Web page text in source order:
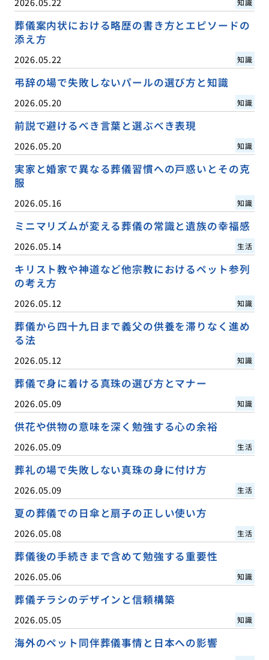
葬儀案内状における略歴の書き方とエピソードの
添え方
2026.05.22 知識
弔辞の場で失敗しないパールの選び方と知識
2026.05.20 知識
前説で避けるべき言葉と選ぶべき表現
2026.05.20 知識
実家と婚家で異なる葬儀習慣への戸惑いとその克
服
2026.05.16 知識
ミニマリズムが変える葬儀の常識と遺族の幸福感
2026.05.14 生活
キリスト教や神道など他宗教におけるペット参列
の考え方
2026.05.12 知識
葬儀から四十九日まで義父の供養を滞りなく進め
る法
2026.05.12 知識
葬儀で身に着ける真珠の選び方とマナー
2026.05.09 知識
供花や供物の意味を深く勉強する心の余裕
2026.05.09 生活
葬礼の場で失敗しない真珠の身に付け方
2026.05.09 生活
夏の葬儀での日傘と扇子の正しい使い方
2026.05.08 生活
葬儀後の手続きまで含めて勉強する重要性
2026.05.06 知識
葬儀チラシのデザインと信頼構築
2026.05.05 知識
海外のペット同伴葬儀事情と日本への影響